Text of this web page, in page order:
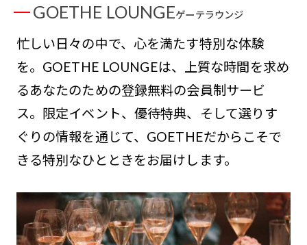
GOETHE LOUNGEゲーテラウンジ
忙しい日々の中で、心を満たす特別な体験
を。GOETHE LOUNGEは、上質な時間を求め
るあなたのための登録無料の会員制サービ
ス。限定イベント、優待特典、そして選りす
ぐりの情報を通じて、GOETHEだからこそで
きる特別なひとときをお届けします。